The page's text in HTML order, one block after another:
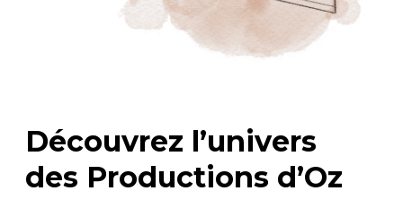
Découvrez l’univers
des Productions d’Oz